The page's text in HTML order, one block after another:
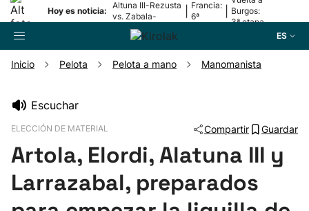
Hoy es noticia:
Altuna III-Rezusta
vs. Zabala-
Zabaleta
Francia:
6ª
Burgos:
3ª etapa
ES
Pelota
Inicio Pelota Pelota a mano Manomanista
Escuchar
ELECCIÓN DE MATERIAL Compartir Guardar
Artola, Elordi, Alatuna III y
Larrazabal, preparados